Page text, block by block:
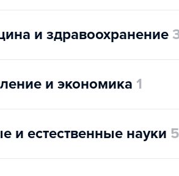
и здравоохранение
и экономика 1
и естественные науки 5